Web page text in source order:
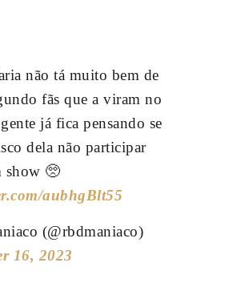
não tá muito bem de
fãs que a viram no
já fica pensando se
dela não participar
show 🥺
aubhgBlt55
(@rbdmaniaco)
16, 2023